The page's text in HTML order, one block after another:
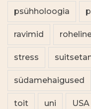
psühholoogia
ravimid
stress
südamehaigused
toit uni USA